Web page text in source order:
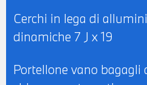
IMPORTO
Cerchi in lega di
dinamiche 7 J x 19
Portellone vano bagagli